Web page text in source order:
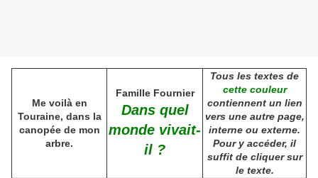
Me voilà en
Touraine, dans la
canopée de mon
arbre.
Famille Fournier
Dans quel
monde vivait-
il ?
Tous les textes de
cette couleur
contiennent un lien
vers une autre page,
interne ou externe.
Pour y accéder, il
suffit de cliquer sur
le texte.